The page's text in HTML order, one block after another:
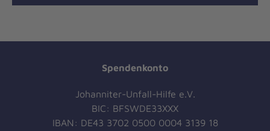
Spendenkonto
Johanniter-Unfall-Hilfe e.V.
BIC: BFSWDE33XXX
IBAN: DE43 3702 0500 0004 3139 18